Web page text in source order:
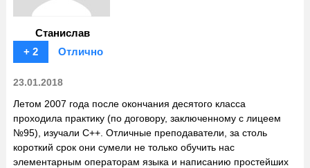
Станислав
+ 2
Отлично
23.01.2018
Летом 2007 года после окончания десятого класса
проходила практику (по договору, заключенному с лицеем
№95), изучали С++. Отличные преподаватели, за столь
короткий срок они сумели не только обучить нас
элементарным операторам языка и написанию простейших